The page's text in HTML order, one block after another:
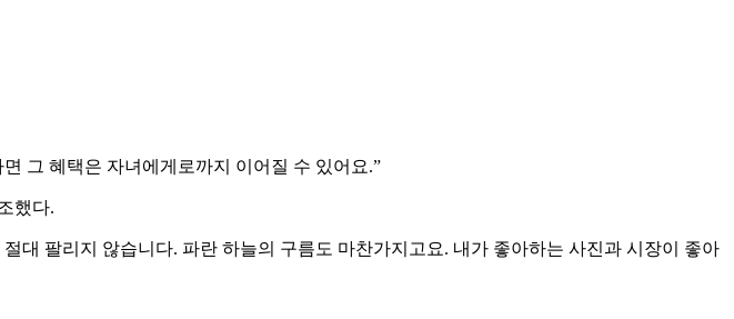
그 혜택은 자녀에게로까지 이어질 수 있어요.”
했다.
대 팔리지 않습니다. 파란 하늘의 구름도 마찬가지고요. 내가 좋아하는 사진과 시장이 좋아